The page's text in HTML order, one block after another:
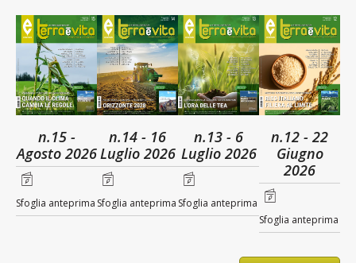
n.15 -
Agosto 2026
Sfoglia anteprima
n.14 - 16
Luglio 2026
Sfoglia anteprima
n.13 - 6
Luglio 2026
Sfoglia anteprima
n.12 - 22
Giugno
2026
Sfoglia anteprima